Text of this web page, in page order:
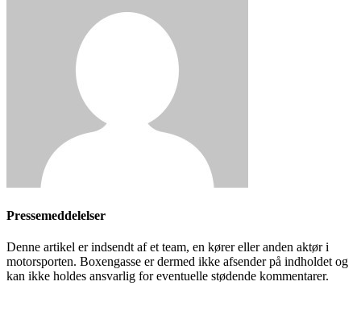
Pressemeddelelser
Denne artikel er indsendt af et team, en kører eller anden aktør i
motorsporten. Boxengasse er dermed ikke afsender på indholdet og
kan ikke holdes ansvarlig for eventuelle stødende kommentarer.